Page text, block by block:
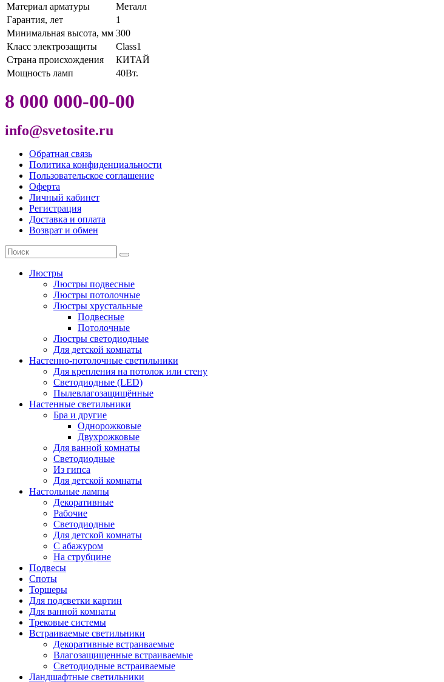
Материал арматуры
Металл
Гарантия, лет
1
Минимальная высота, мм 300
Класс электрозащиты
Class1
Страна происхождения
КИТАЙ
Мощность ламп
40Вт.
8 000 000-00-00
info@svetosite.ru
Обратная связь
Политика конфиденциальности
Пользовательское соглашение
Оферта
Личный кабинет
Регистрация
Доставка и оплата
Возврат и обмен
Люстры
Люстры подвесные
Люстры потолочные
Люстры хрустальные
Подвесные
Потолочные
Люстры светодиодные
Для детской комнаты
Настенно-потолочные светильники
Для крепления на потолок или стену
Светодиодные (LED)
Пылевлагозащищённые
Настенные светильники
Бра и другие
Однорожковые
Двухрожковые
Для ванной комнаты
Светодиодные
Из гипса
Для детской комнаты
Настольные лампы
Декоративные
Рабочие
Светодиодные
Для детской комнаты
С абажуром
На струбцине
Подвесы
Споты
Торшеры
Для подсветки картин
Для ванной комнаты
Трековые системы
Встраиваемые светильники
Декоративные встраиваемые
Влагозащищенные встраиваемые
Светодиодные встраиваемые
Ландшафтные светильники